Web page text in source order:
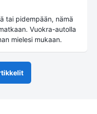
tai pidempään, nämä
Vuokra-autolla
mielesi mukaan.